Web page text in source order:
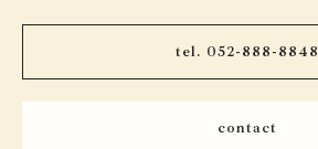
tel. 052-888-8848
contact